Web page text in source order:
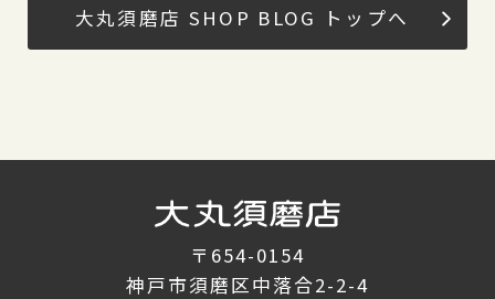
大丸須磨店 SHOP BLOG トップへ
〒654-0154
神戸市須磨区中落合2-2-4